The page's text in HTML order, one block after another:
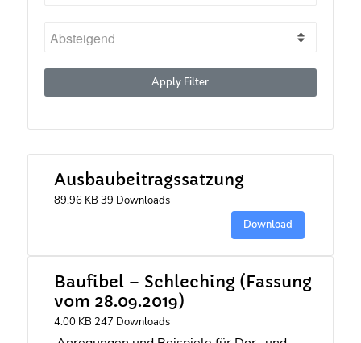
Apply Filter
Ausbaubeitragssatzung
89.96 KB 39 Downloads
Download
Baufibel – Schleching (Fassung
vom 28.09.2019)
4.00 KB 247 Downloads